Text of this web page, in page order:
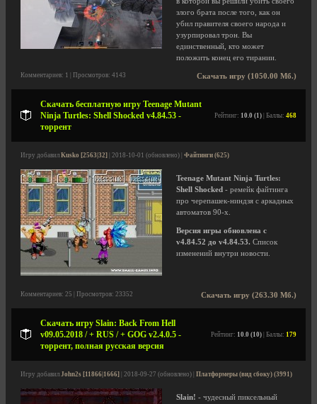
злого брата после того, как он
убил правителя своего народа и
узурпировал трон. Вы
единственный, кто может
положить конец его тирании.
Скачать игру (1050.00 Мб.)
Комментариев: 1 | Просмотров: 4143
Скачать бесплатную игру Teenage Mutant
Ninja Turtles: Shell Shocked v4.84.53 -
торрент
Рейтинг: 10.0 (1) | Баллы: 468
Игру добавил Kusko [2563|32] | 2018-10-01 (обновлено) | Файтинги (625)
Teenage Mutant Ninja Turtles:
Shell Shocked - ремейк файтинга
про черепашек-ниндзя с аркадных
автоматов 90-х.
Версия игры обновлена с
v4.84.52 до v4.84.53. Список
изменений внутри новости.
Скачать игру (263.30 Мб.)
Комментариев: 25 | Просмотров: 23352
Скачать игру Slain: Back From Hell
v09.05.2018 / + RUS / + GOG v2.4.0.5 -
торрент, полная русская версия
Рейтинг: 10.0 (10) | Баллы: 179
Игру добавил John2s [11866|1666] | 2018-09-27 (обновлено) | Платформеры (вид сбоку) (3991)
Slain! - чудесный пиксельный